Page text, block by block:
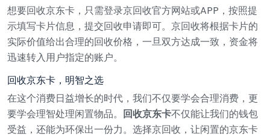
想要回收京东卡，只需登录京回收官方网站或APP，按照提
示填写卡片信息，提交回收申请即可。京回收将根据卡片的
实际价值给出合理的回收价格，一旦双方达成一致，资金将
迅速转入用户指定的账户。
回收京东卡，明智之选
在这个消费日益增长的时代，我们不仅要学会合理消费，更
要学会理智处理闲置物品。 回收京东卡不仅能让我们的钱包
受益，还能为环保出一份力。选择京回收，让闲置的京东卡